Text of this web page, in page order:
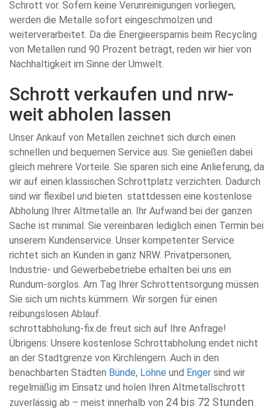
Schrott vor. Sofern keine Verunreinigungen vorliegen,
werden die Metalle sofort eingeschmolzen und
weiterverarbeitet. Da die Energieersparnis beim Recycling
von Metallen rund 90 Prozent beträgt, reden wir hier von
Nachhaltigkeit im Sinne der Umwelt.
Schrott verkaufen und nrw-
weit abholen lassen
Unser Ankauf von Metallen zeichnet sich durch einen
schnellen und bequemen Service aus. Sie genießen dabei
gleich mehrere Vorteile. Sie sparen sich eine Anlieferung, da
wir auf einen klassischen Schrottplatz verzichten. Dadurch
sind wir flexibel und bieten stattdessen eine kostenlose
Abholung Ihrer Altmetalle an. Ihr Aufwand bei der ganzen
Sache ist minimal. Sie vereinbaren lediglich einen Termin bei
unserem Kundenservice. Unser kompetenter Service
richtet sich an Kunden in ganz NRW. Privatpersonen,
Industrie- und Gewerbebetriebe erhalten bei uns ein
Rundum-sorglos. Am Tag Ihrer Schrottentsorgung müssen
Sie sich um nichts kümmern. Wir sorgen für einen
reibungslosen Ablauf.
schrottabholung-fix.de freut sich auf Ihre Anfrage!
Übrigens: Unsere kostenlose Schrottabholung endet nicht
an der Stadtgrenze von Kirchlengern. Auch in den
benachbarten Städten Bünde, Löhne und Enger sind wir
regelmäßig im Einsatz und holen Ihren Altmetallschrott
zuverlässig ab – meist innerhalb von 24 bis 72 Stunden.